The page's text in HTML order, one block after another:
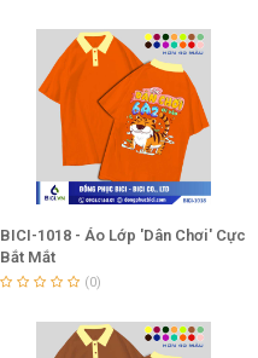
BICI-1018 - Áo Lớp 'Dân Chơi' Cực
Bắt Mắt
(0)